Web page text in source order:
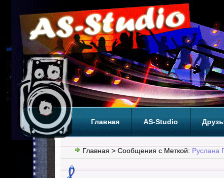
Главная AS-Studio
Теги ТОП
Главная > Сообщения с Меткой: Руслана